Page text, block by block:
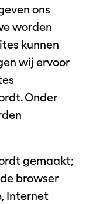
ons
worden
kunnen
wij ervoor
Onder
gemaakt;
browser
Internet